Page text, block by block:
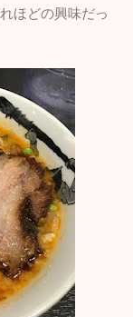
ほどの興味だっ